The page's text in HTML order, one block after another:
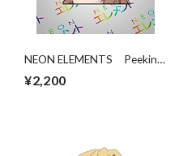
NEON ELEMENTS Peeking
¥2,200